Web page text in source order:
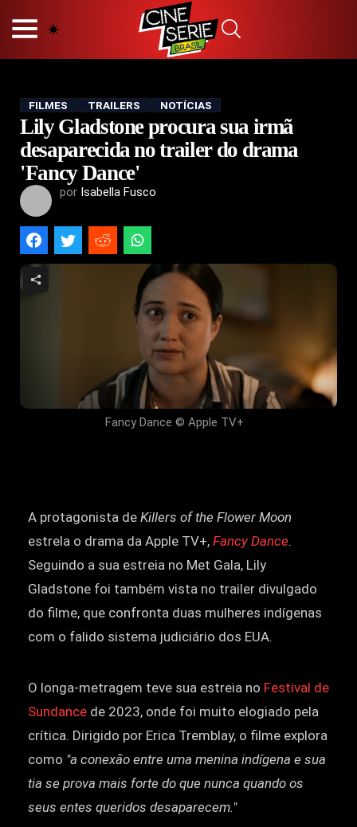
POLÍTICA DE PRIVACIDADE
TERMOS E CONDIÇÕES
CONTATO
Hot
Popular
Tendência
Filmes
FILMES TRAILERS NOTÍCIAS
Lily Gladstone procura sua irmã
desaparecida no trailer do drama
'Fancy Dance'
por Isabella Fusco
Fancy Dance © Apple TV+
A protagonista de Killers of the Flower Moon
estrela o drama da Apple TV+, Fancy Dance.
Seguindo a sua estreia no Met Gala, Lily
Gladstone foi também vista no trailer divulgado
do filme, que confronta duas mulheres indígenas
com o falido sistema judiciário dos EUA.
O longa-metragem teve sua estreia no Festival de
Sundance de 2023, onde foi muito elogiado pela
crítica. Dirigido por Erica Tremblay, o filme explora
como "a conexão entre uma menina indígena e sua
tia se prova mais forte do que nunca quando os
seus entes queridos desaparecem."